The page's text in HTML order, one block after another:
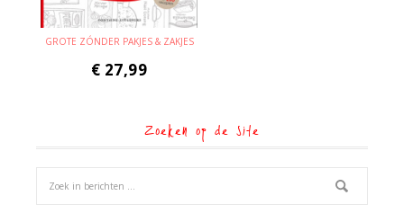
GROTE ZÓNDER PAKJES & ZAKJES
€ 27,99
Zoeken op de site